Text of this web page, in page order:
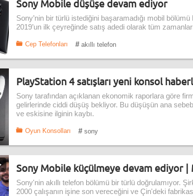
Sony Mobile düşüşe devam ediyor
Sony’nin bir türlü istediğini başaramadığı mobil
2019’un ilk çeyreğinde satış adedi olarak tüm
Cep Telefonları # akıllı telefon
PlayStation 4 satışları yeni konsol
Sony tarafından açıklanan ekonomik raporlara göre
gelirlerinde ciddi düşüş bekliyor. Bu düşüşün ana
ve eskisine ilginin kaybı.
Oyun Konsolları # sony
Sony Mobile küçülmeye devam ediyor
Sony'nin akıllı telefon bölümü bir türlü doğrulamıyor.
2000 çalışanın işine son vereceğini ve Çin'deki